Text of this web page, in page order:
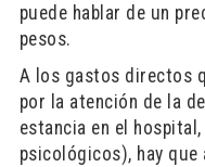
puede hablar de un
pesos.
A los gastos directos
por la atención de la
estancia en el
psicológicos), hay que